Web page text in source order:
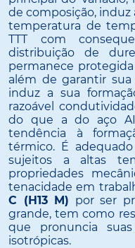
de composição,
temperatura de
TTT com
distribuição de
permanece
além de garantir
induz a sua
razoável
do que a do aço
tendência à
térmico. É
sujeitos a altas
propriedades
tenacidade em
C (H13 M) por ser
grande, tem como
que pronuncia
isotrópicas.